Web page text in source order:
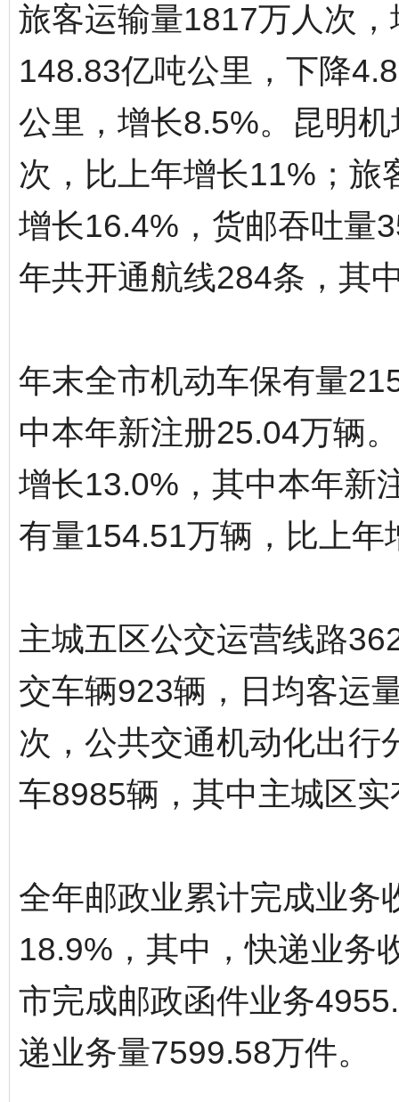
旅客运输量1817万人次
148.83亿吨公里，下降
公里，增长8.5%。昆明
次，比上年增长11%；旅
增长16.4%，货邮吞吐量
年共开通航线284条，其
年末全市机动车保有量
中本年新注册25.04万辆
增长13.0%，其中本年新
有量154.51万辆，比上年
主城五区公交运营线路
交车辆923辆，日均客运
次，公共交通机动化出行
车8985辆，其中主城区
全年邮政业累计完成业务
18.9%，其中，快递业务
市完成邮政函件业务
递业务量7599.58万件。